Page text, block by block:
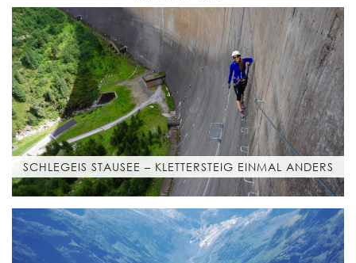
SCHLEGEIS STAUSEE – KLETTERSTEIG EINMAL ANDERS